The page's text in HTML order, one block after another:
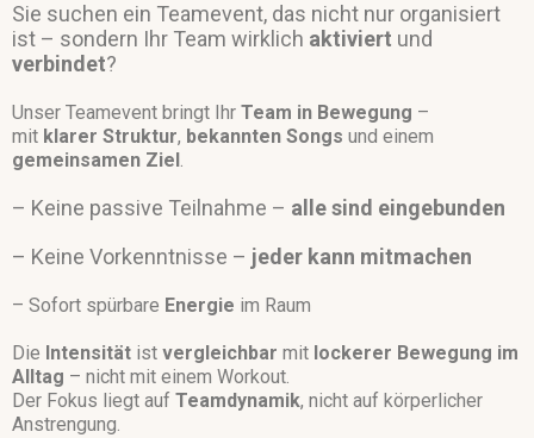
Sie suchen ein Teamevent, das nicht nur organisiert
ist – sondern Ihr Team wirklich aktiviert und
verbindet?
Unser Teamevent bringt Ihr Team in Bewegung –
mit klarer Struktur, bekannten Songs und einem
gemeinsamen Ziel .
– Keine passive Teilnahme – alle sind eingebunden
– Keine Vorkenntnisse – jeder kann mitmachen
– Sofort spürbare Energie im Raum
Die Intensität ist vergleichbar mit lockerer Bewegung im
Alltag – nicht mit einem Workout.
Der Fokus liegt auf Teamdynamik, nicht auf körperlicher
Anstrengung.